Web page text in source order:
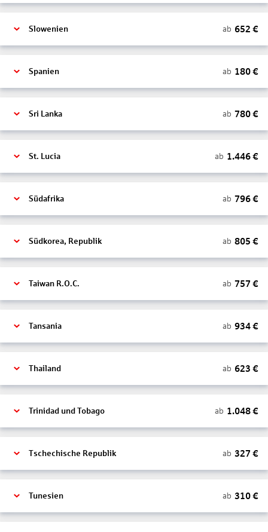
Slowenien ab 652 €
Spanien ab 180€
Sri Lanka ab 780€
St. Lucia ab 1.446€
Südafrika ab 796€
Südkorea, Republik ab 805 €
Taiwan R.O.C. ab 757 €
Tansania ab 934€
Thailand ab 623 €
Trinidad und Tobago ab 1.048€
Tschechische Republik ab 327 €
Tunesien ab 310€